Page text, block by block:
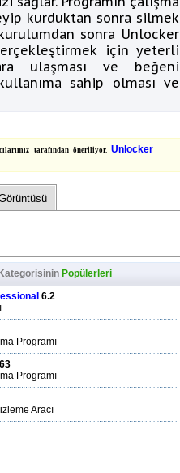
kurduktan sonra silmek
sonra Unlocker
için yeterli
ulaşması ve beğeni
sahip olması ve
tarafından öneriliyor. Unlocker
Kategorisinin Popülerleri
6.2
Programı
Programı
Aracı